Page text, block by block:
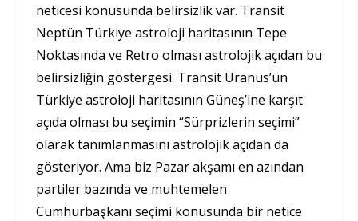
neticesi konusunda belirsizlik var. Transit
Neptün Türkiye astroloji haritasının Tepe
Noktasında ve Retro olması astrolojik açıdan bu
belirsizliğin göstergesi. Transit Uranüs’ün
Türkiye astroloji haritasının Güneş’ine karşıt
açıda olması bu seçimin “Sürprizlerin seçimi”
olarak tanımlanmasını astrolojik açıdan da
gösteriyor. Ama biz Pazar akşamı en azından
partiler bazında ve muhtemelen
Cumhurbaşkanı seçimi konusunda bir netice